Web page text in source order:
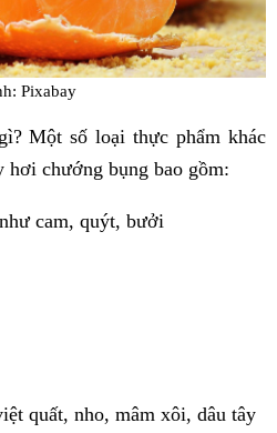
Pixabay
Một số loại thực phẩm khác
hơi chướng bụng bao gồm:
cam, quýt, bưởi
quất, nho, mâm xôi, dâu tây